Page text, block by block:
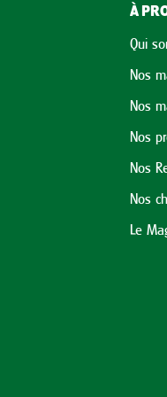
À
Qui
Nos
Nos
Nos
Nos
Nos
Le